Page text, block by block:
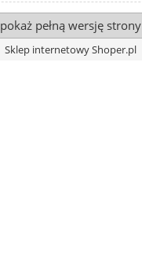
pokaż pełną wersję strony
Sklep internetowy Shoper.pl